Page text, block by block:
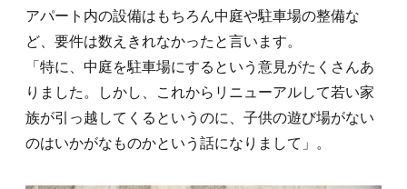
アパート内の設備はもちろん中庭や駐車場の整備な
ど、要件は数えきれなかったと言います。
「特に、中庭を駐車場にするという意見がたくさんあ
りました。しかし、これからリニューアルして若い家
族が引っ越してくるというのに、子供の遊び場がない
のはいかがなものかという話になりまして」。